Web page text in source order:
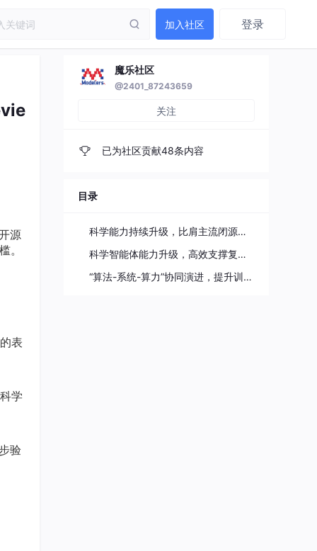
加入社区 登录
源
。
表
学
验
魔乐社区
@2401_87243659
关注
已为社区贡献48条内容
目录
科学能力持续升级，比肩主流闭源模型
科学智能体能力升级，高效支撑复杂科研任务
“算法-系统-算力”协同演进，提升训推效率